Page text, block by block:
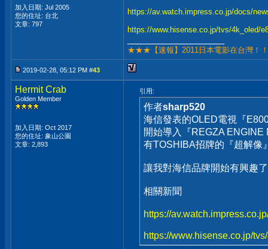
加入日期: Jul 2005
您的住址: 台北
文章: 797
https://av.watch.impress.co.jp/docs/
https://www.hisense.co.jp/tvs/4k_oled/
★★★【速報】2011日本電影在台灣！！
2019-02-28, 05:12 PM #43
Hermit Crab
Golden Member
加入日期: Oct 2017
您的住址: 象山公園
文章: 2,893
引用:
作者sharp520
海信發表的OLED電視『
開始導入『REGZA ENGINE
有TOSHIBA招牌的『超解像
讓我對海信品牌開始有興趣
相關新聞
https://
https://www.hisense.co.jp/